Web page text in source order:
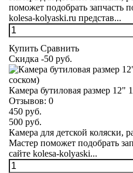
поможет подобрать запчасть
kolesa-kolyaski.ru представ...
Купить Сравнить
Скидка -50 руб.
Камера бутиловая размер 12"
Отзывов: 0
450 руб.
500 руб.
Камера для детской коляски,
Мастер поможет подобрать
сайте kolesa-kolyaski...